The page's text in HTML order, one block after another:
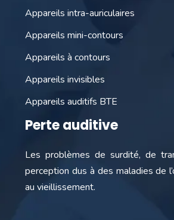
Appareils intra-auriculaires
Appareils mini-contours
Appareils à contours
Appareils invisibles
Appareils auditifs BTE
Perte auditive
Les problèmes de surdité, de
perception dus à des maladies de
au vieillissement.